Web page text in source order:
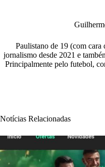
Paulistano de 19 (com cara
jornalismo desde 2021 e
Principalmente pelo futebol,
Notícias Relacionadas